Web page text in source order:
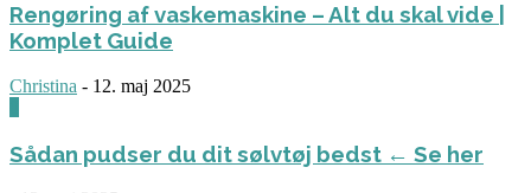
Rengøring af vaskemaskine – Alt du skal vide |
Komplet Guide
Christina - 12. maj 2025
Sådan pudser du dit sølvtøj bedst ← Se her